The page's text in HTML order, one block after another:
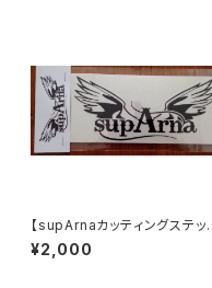
【supArnaカッティングステッ
ー(黒)】
¥2,000